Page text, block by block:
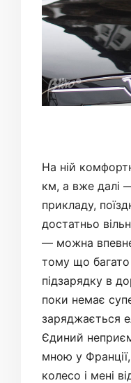
На ній
км, а вже далі
прикладу,
достатньо
— можна
тому що багато
підзарядку в
поки немає
заряджається
Єдиний
мною у
колесо і мені